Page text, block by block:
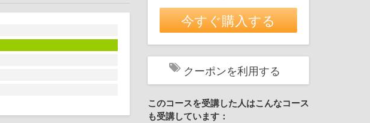
今すぐ購入する
クーポンを利用する
このコースを受講した人はこんなコース
も受講しています：